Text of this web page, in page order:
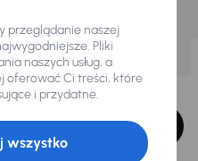
przeglądanie naszej
Pliki
naszych usług, a
oferować Ci treści, które
i przydatne.
wszystko